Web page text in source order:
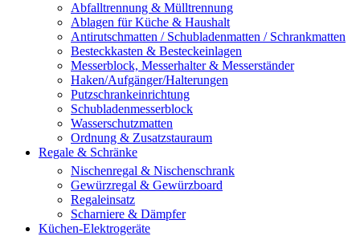
Abfalltrennung & Mülltrennung
Ablagen für Küche & Haushalt
Antirutschmatten / Schubladenmatten / Schrankmatten
Besteckkasten & Besteckeinlagen
Messerblock, Messerhalter & Messerständer
Haken/Aufgänger/Halterungen
Putzschrankeinrichtung
Schubladenmesserblock
Wasserschutzmatten
Ordnung & Zusatzstauraum
Regale & Schränke
Nischenregal & Nischenschrank
Gewürzregal & Gewürzboard
Regaleinsatz
Scharniere & Dämpfer
Küchen-Elektrogeräte